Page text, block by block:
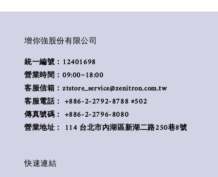
增你強股份有限公司
統一編號：12401698
營業時間：09:00~18:00
客服信箱：ztstore_service@zenitron.com.tw
客服電話： +886-2-2792-8788 #502
傳真號碼： +886-2-2796-8080
營業地址： 114 台北市內湖區新湖二路250巷8號
快速連結